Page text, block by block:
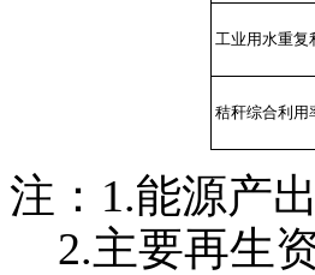
工业用水重复
秸秆综合利用
注：1.能源产
2.主要再生